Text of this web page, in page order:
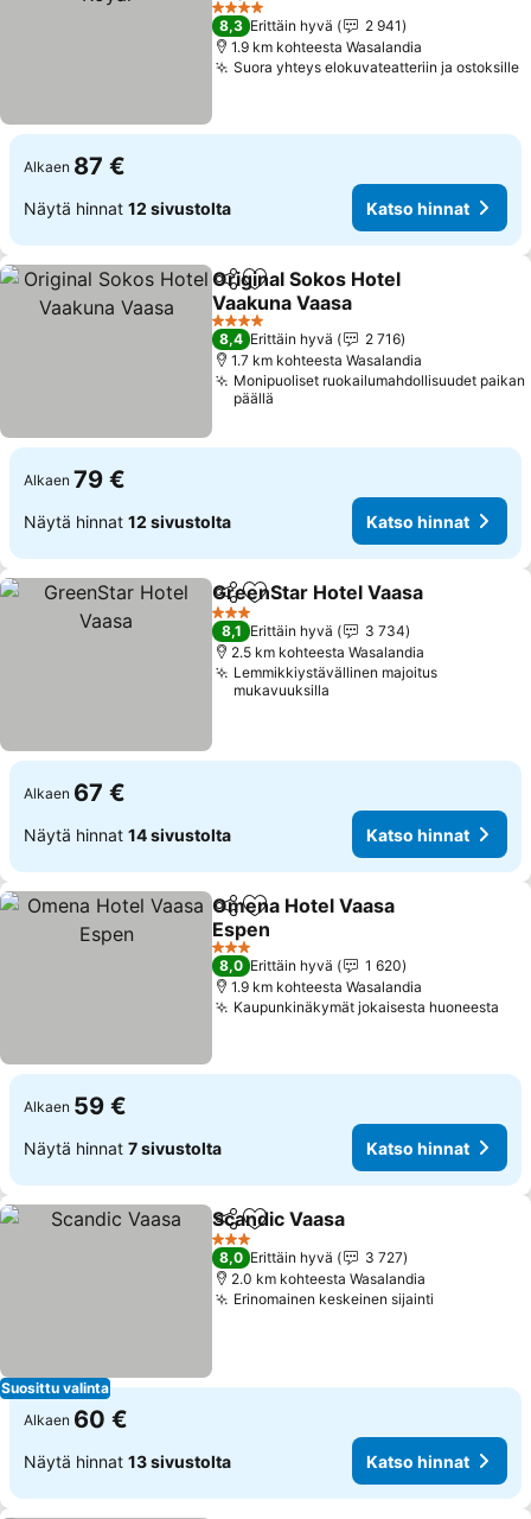
4 Tähtiluokitus
8,3 Erittäin hyvä
2 941
1.9 km kohteesta Wasalandia
Suora yhteys elokuvateatteriin ja ostoksille
Alkaen 87 €
Näytä hinnat 12 sivustolta Katso hinnat
Jaa Lisää suosikkeihin
Original Sokos Hotel
Vaakuna Vaasa
4 Tähtiluokitus
8,4 Erittäin hyvä
2 716
1.7 km kohteesta Wasalandia
Monipuoliset ruokailumahdollisuudet paikan
päällä
Alkaen 79 €
Näytä hinnat 12 sivustolta Katso hinnat
Jaa Lisää suosikkeihin
GreenStar Hotel Vaasa
3 Tähtiluokitus
8,1 Erittäin hyvä
3 734
2.5 km kohteesta Wasalandia
Lemmikkiystävällinen majoitus
mukavuuksilla
Alkaen 67 €
Näytä hinnat 14 sivustolta Katso hinnat
Jaa Lisää suosikkeihin
Omena Hotel Vaasa
Espen
3 Tähtiluokitus
8,0 Erittäin hyvä
1 620
1.9 km kohteesta Wasalandia
Kaupunkinäkymät jokaisesta huoneesta
Alkaen 59 €
Näytä hinnat 7 sivustolta Katso hinnat
Suosittu valinta
Jaa Lisää suosikkeihin
Scandic Vaasa
3 Tähtiluokitus
8,0 Erittäin hyvä
3 727
2.0 km kohteesta Wasalandia
Erinomainen keskeinen sijainti
Alkaen 60 €
Näytä hinnat 13 sivustolta Katso hinnat